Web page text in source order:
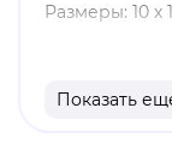
Размеры: 10 х
Показать